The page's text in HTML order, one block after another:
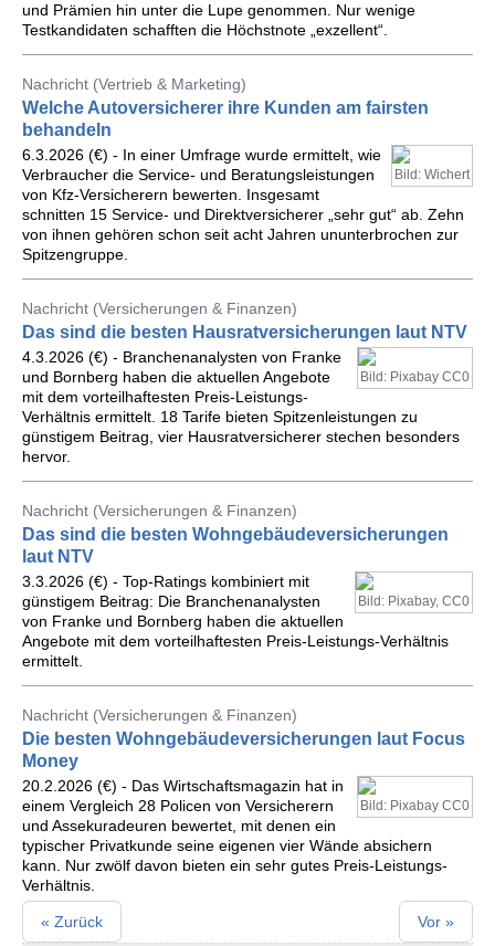
und Prämien hin unter die Lupe genommen. Nur wenige
Testkandidaten schafften die Höchstnote „exzellent“.
Nachricht (Vertrieb & Marketing)
Welche Autoversicherer ihre Kunden am fairsten
behandeln
Bild: Wichert
6.3.2026 (€) - In einer Umfrage wurde ermittelt, wie
Verbraucher die Service- und Beratungsleistungen
von Kfz-Versicherern bewerten. Insgesamt
schnitten 15 Service- und Direktversicherer „sehr gut“ ab. Zehn
von ihnen gehören schon seit acht Jahren ununterbrochen zur
Spitzengruppe.
Nachricht (Versicherungen & Finanzen)
Das sind die besten Hausratversicherungen laut NTV
Bild: Pixabay CC0
4.3.2026 (€) - Branchenanalysten von Franke
und Bornberg haben die aktuellen Angebote
mit dem vorteilhaftesten Preis-Leistungs-
Verhältnis ermittelt. 18 Tarife bieten Spitzenleistungen zu
günstigem Beitrag, vier Hausratversicherer stechen besonders
hervor.
Nachricht (Versicherungen & Finanzen)
Das sind die besten Wohngebäudeversicherungen
laut NTV
Bild: Pixabay, CC0
3.3.2026 (€) - Top-Ratings kombiniert mit
günstigem Beitrag: Die Branchenanalysten
von Franke und Bornberg haben die aktuellen
Angebote mit dem vorteilhaftesten Preis-Leistungs-Verhältnis
ermittelt.
Nachricht (Versicherungen & Finanzen)
Die besten Wohngebäudeversicherungen laut Focus
Money
Bild: Pixabay CC0
20.2.2026 (€) - Das Wirtschaftsmagazin hat in
einem Vergleich 28 Policen von Versicherern
und Assekuradeuren bewertet, mit denen ein
typischer Privatkunde seine eigenen vier Wände absichern
kann. Nur zwölf davon bieten ein sehr gutes Preis-Leistungs-
Verhältnis.
« Zurück Vor »